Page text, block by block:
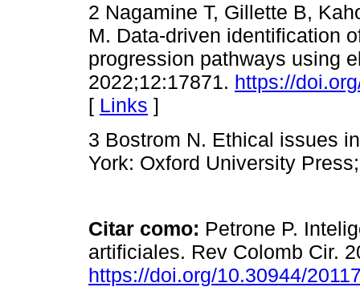
2 Nagamine T, Gillette B,
M. Data-driven identification
progression pathways using
2022;12:17871. https://
[ Links ]
3 Bostrom N. Ethical issues
York: Oxford University
Citar como: Petrone P.
artificiales. Rev Colomb Cir.
https://doi.org/10.30944/